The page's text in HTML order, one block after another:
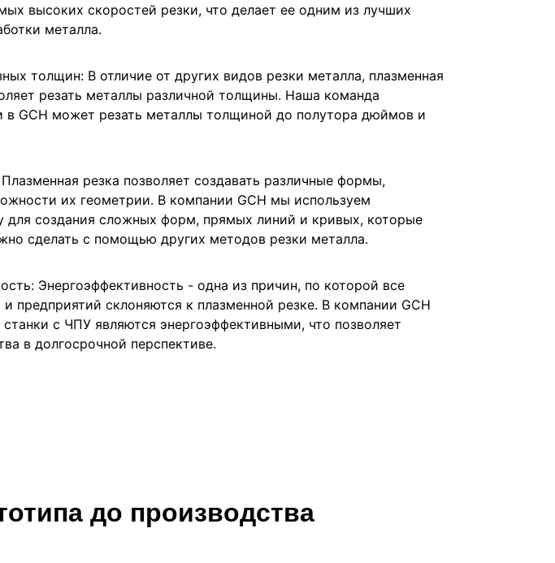
высоких скоростей резки, что делает ее одним из лучших
металла.
толщин: В отличие от других видов резки металла, плазменная
резать металлы различной толщины. Наша команда
в GCH может резать металлы толщиной до полутора дюймов и
резка позволяет создавать различные формы,
их геометрии. В компании GCH мы используем
для создания сложных форм, прямых линий и кривых, которые
сделать с помощью других методов резки металла.
Энергоэффективность - одна из причин, по которой все
предприятий склоняются к плазменной резке. В компании GCH
с ЧПУ являются энергоэффективными, что позволяет
в долгосрочной перспективе.
до производства